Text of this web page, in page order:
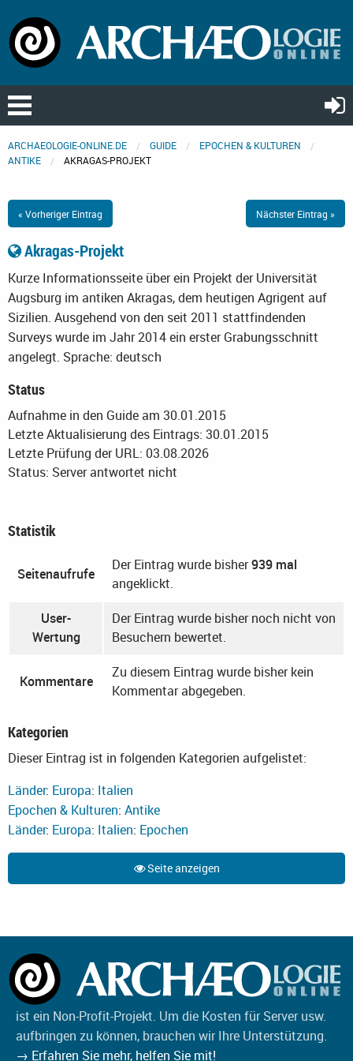
ARCHAEOLOGIE-ONLINE.DE GUIDE
EPOCHEN & KULTUREN
ANTIKE
AKRAGAS-PROJEKT
« Vorheriger Eintrag Nächster Eintrag »
Akragas-Projekt
Kurze Informationsseite über ein Projekt der Universität
Augsburg im antiken Akragas, dem heutigen Agrigent auf
Sizilien. Ausgehend von den seit 2011 stattfindenden
Surveys wurde im Jahr 2014 ein erster Grabungsschnitt
angelegt. Sprache: deutsch
Status
Aufnahme in den Guide am 30.01.2015
Letzte Aktualisierung des Eintrags: 30.01.2015
Letzte Prüfung der URL: 03.08.2026
Status: Server antwortet nicht
Statistik
Seitenaufrufe
Der Eintrag wurde bisher939 mal
angeklickt.
User-
Wertung
Der Eintrag wurde bisher noch nicht von
Besuchern bewertet.
Kommentare
Zu diesem Eintrag wurde bisher kein
Kommentar abgegeben.
Kategorien
Dieser Eintrag ist in folgenden Kategorien aufgelistet:
Länder: Europa: Italien
Epochen & Kulturen: Antike
Länder: Europa: Italien: Epochen
Seite anzeigen
ist ein Non-Profit-Projekt. Um die Kosten für Server usw.
aufbringen zu können, brauchen wir Ihre Unterstützung.
→ Erfahren Sie mehr, helfen Sie mit!